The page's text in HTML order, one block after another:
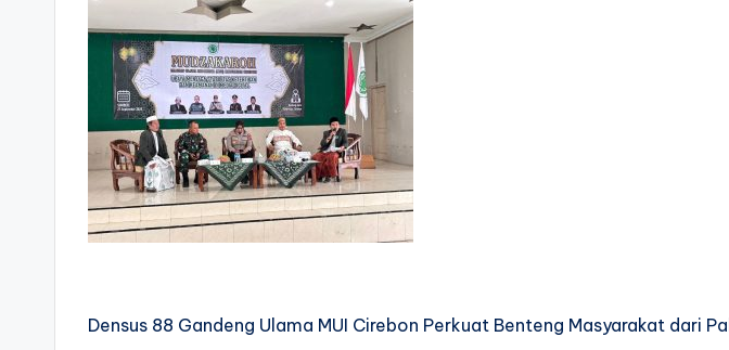
Densus 88 Gandeng Ulama MUI Cirebon Perkuat Benteng Masyarakat dari